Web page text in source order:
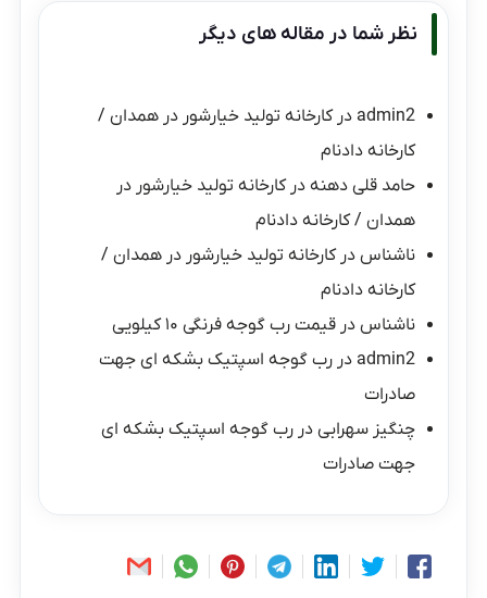
نظر شما در مقاله های دیگر
admin2 درکارخانه تولید خیارشور در همدان /
کارخانه دادنام
حامد قلی دهنه درکارخانه تولید خیارشور در
همدان / کارخانه دادنام
ناشناس درکارخانه تولید خیارشور در همدان /
کارخانه دادنام
ناشناس درقیمت رب گوجه فرنگی ۱۰ کیلویی
admin2 دررب گوجه اسپتیک بشکه ای جهت
صادرات
چنگیز سهرابی دررب گوجه اسپتیک بشکه ای
جهت صادرات